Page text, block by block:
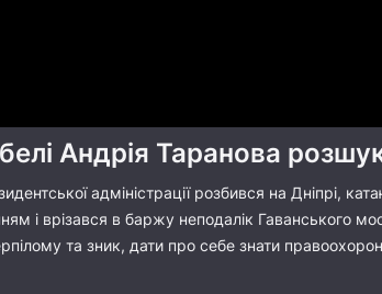
Андрія Таранова
адміністрації розбився на Дніпрі,
і врізався в баржу неподалік Гаванського
та зник, дати про себе знати